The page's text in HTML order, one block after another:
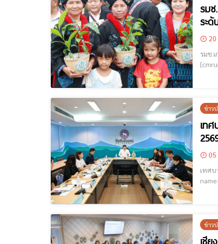
รม
ระ
20
รมช.
[cmruncode
ข่าว
เท
05
เทศบ
name="GoogleADS"] วันที่ 4 มิถุน
ข่าว
เชี